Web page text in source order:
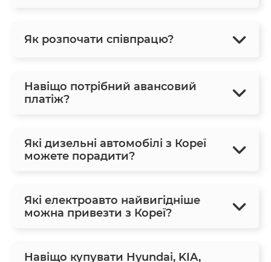
Як розпочати співпрацю?
Навіщо потрібний авансовий
платіж?
Які дизельні автомобілі з Кореї
можете порадити?
Які електроавто найвигідніше
можна привезти з Кореї?
Навіщо купувати Hyundai, KIA,